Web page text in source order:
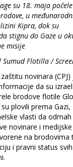
su 18. maja počele
u
Kipra, dok su
stignu do Gaze u
misije
Flotilla /
novinara (CPJ)
da su
brodove flotile
plovili prema Gazi,
vlasti da odmah
novinare i medijske
na brodovima
i pravni status